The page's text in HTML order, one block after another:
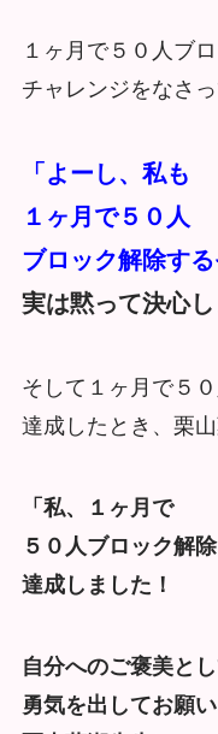
１ヶ月で５０人ブ
チャレンジをなさ
「よーし、私も
１ヶ月で５０人
ブロック解除する
実は黙って決心し
そして１ヶ月で５
達成したとき、栗
「私、１ヶ月で
５０人ブロック解除
達成しました！
自分へのご褒美と
勇気を出してお願い